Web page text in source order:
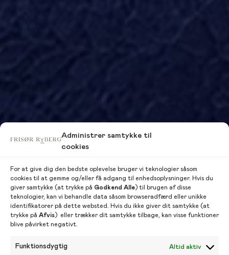
Administrer samtykke til
cookies
For at give dig den bedste oplevelse bruger vi teknologier såsom
cookies til at gemme og/eller få adgang til enhedsoplysninger. Hvis du
giver samtykke (at trykke på Godkend Alle) til brugen af ​​disse
teknologier, kan vi behandle data såsom browseradfærd eller unikke
identifikatorer på dette websted. Hvis du ikke giver dit samtykke (at
trykke på Afvis) eller trækker dit samtykke tilbage, kan visse funktioner
blive påvirket negativt.
Funktionsdygtig Altid aktiv